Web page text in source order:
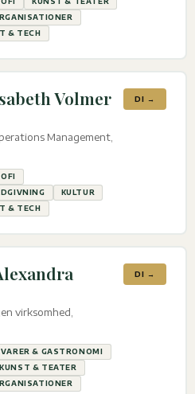
& TECH
Volmer
Management,
KULTUR
& TECH
DI →
virksomhed,
& GASTRONOMI
KUNST & TEATER
DI →